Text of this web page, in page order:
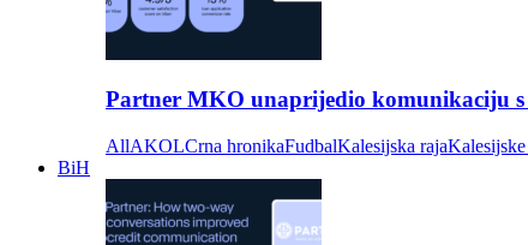
Partner MKO unaprijedio komunikaciju
AllAKOLCrna hronikaFudbalKalesijska raja
BiH